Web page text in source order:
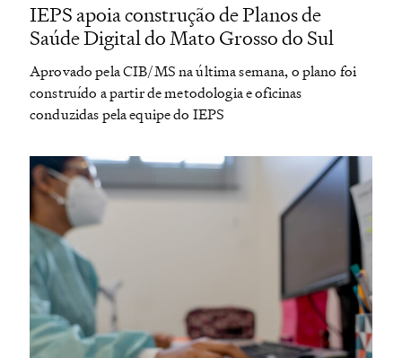
IEPS apoia construção de Planos de
Saúde Digital do Mato Grosso do Sul
Aprovado pela CIB/MS na última semana, o plano foi
construído a partir de metodologia e oficinas
conduzidas pela equipe do IEPS